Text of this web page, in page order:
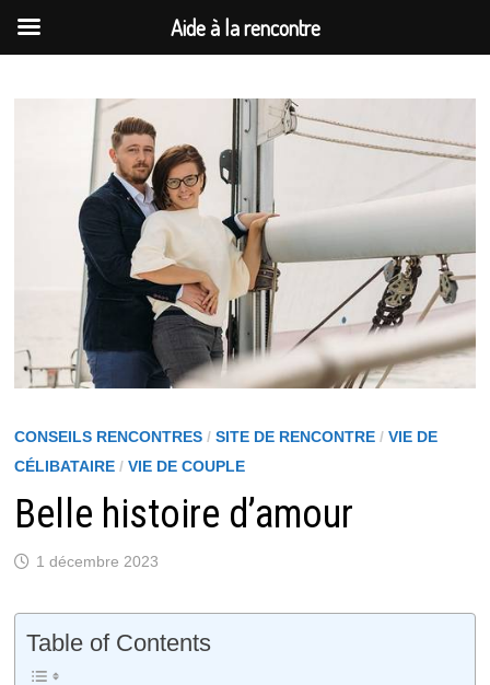
CONSEILS RENCONTRES/ SITE DE RENCONTRE/ VIE DE
CÉLIBATAIRE/ VIE DE COUPLE
Belle histoire d’amour
1 décembre 2023
Table of Contents
Aide à la rencontre